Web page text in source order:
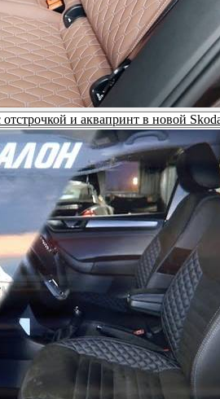
отстрочкой и аквапринт в новой